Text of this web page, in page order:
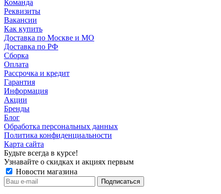
Команда
Реквизиты
Вакансии
Как купить
Доставка по Москве и МО
Доставка по РФ
Сборка
Оплата
Рассрочка и кредит
Гарантия
Информация
Акции
Бренды
Блог
Обработка персональных данных
Политика конфиденциальности
Карта сайта
Будьте всегда в курсе!
Узнавайте о скидках и акциях первым
Новости магазина